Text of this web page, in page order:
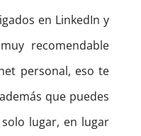
en LinkedIn y
recomendable
personal, eso te
que puedes
lugar, en lugar